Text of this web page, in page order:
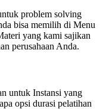
problem solving
bisa memilih di Menu
yang kami sajikan
perusahaan Anda.
untuk Instansi yang
opsi durasi pelatihan